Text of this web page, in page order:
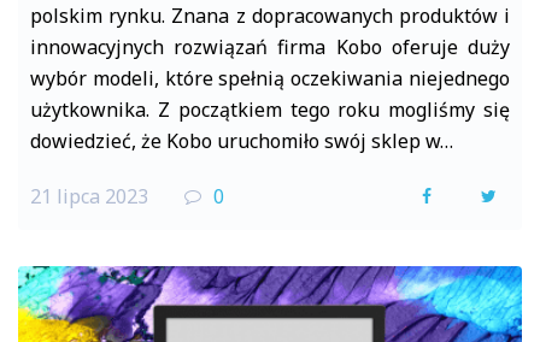
polskim rynku. Znana z dopracowanych produktów i
innowacyjnych rozwiązań firma Kobo oferuje duży
wybór modeli, które spełnią oczekiwania niejednego
użytkownika. Z początkiem tego roku mogliśmy się
dowiedzieć, że Kobo uruchomiło swój sklep w…
21 lipca 2023 0
F
c
e
i
t